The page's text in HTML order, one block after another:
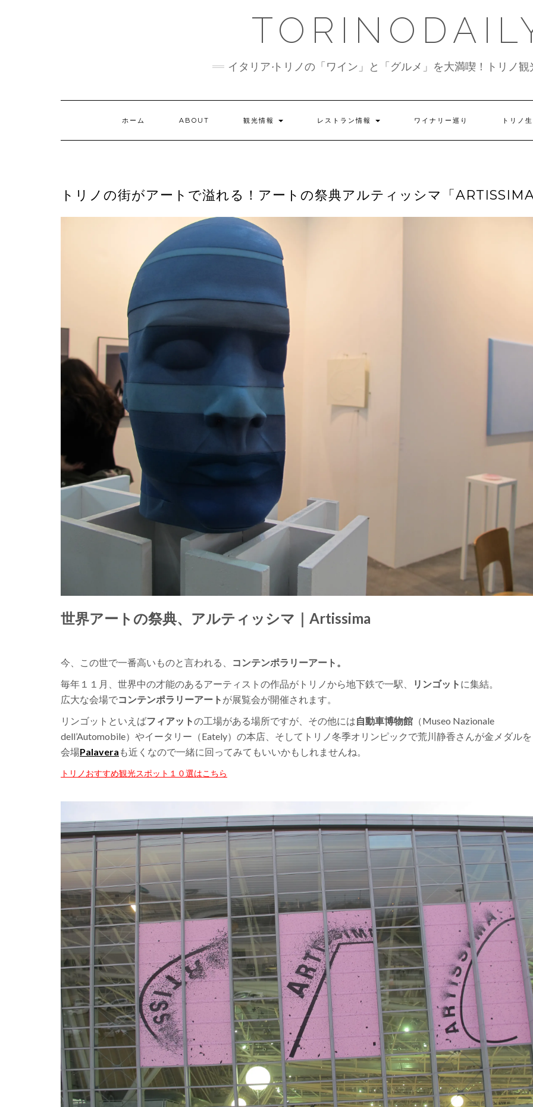
イタリア•トリノの「ワイン」と「グルメ」を大満喫！トリノ観
ホーム ABOUT 観光情報 レストラン情報 ワイナリー巡り トリノ
トリノの街がアートで溢れる！アートの祭典アルティッシマ「
世界アートの祭典、アルティッシマ｜Artissima
今、この世で一番高いものと言われる、
コンテンポラリーアート。
毎年１１月、世界中の才能のあるアーティストの作品がトリノから地下鉄で一駅、
リンゴット に集結。
広大な会場でコンテンポラリーアート が展覧会が開催されます。
リンゴットといえばフィアットの工場がある場所ですが、その他には自動車博物館 （Museo Nazionale
dell’Automobile）やイータリー（Eately）の本店、そしてトリノ冬季オリンピックで荒川静香さんが金メダル
会場Palavera も近くなので一緒に回ってみてもいいかもしれませんね。
トリノおすすめ観光スポット１０選はこちら